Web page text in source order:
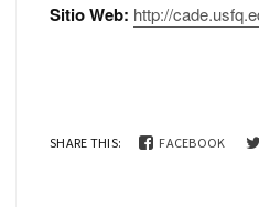
Sitio Web: http://
SHARE THIS: FACEBOOK